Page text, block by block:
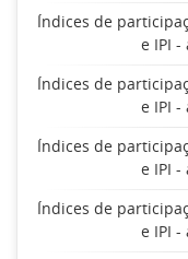
Índices de
e IPI
Índices de
e IPI
Índices de
e IPI
Índices de
e IPI